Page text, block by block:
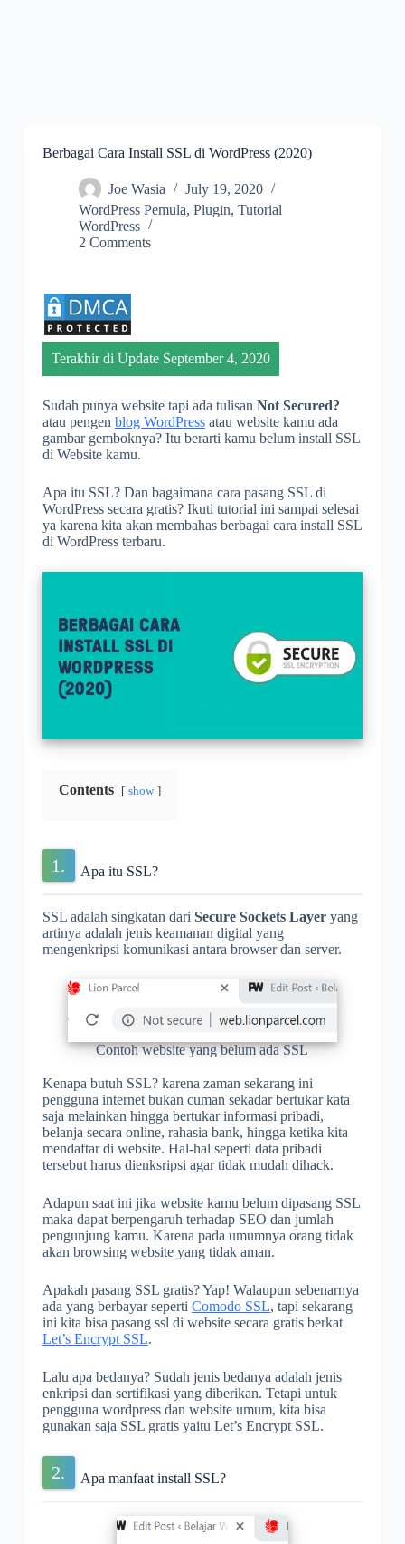
Berbagai Cara Install SSL di WordPress (2020)
Joe Wasia
July 19, 2020
WordPress Pemula, Plugin, Tutorial
WordPress
2 Comments
Terakhir di Update September 4, 2020
Sudah punya website tapi ada tulisan Not Secured?
atau pengen blog WordPressatau website kamu ada
gambar gemboknya? Itu berarti kamu belum install SSL
di Website kamu.
Apa itu SSL? Dan bagaimana cara pasang SSL di
WordPress secara gratis? Ikuti tutorial ini sampai selesai
ya karena kita akan membahas berbagai cara install SSL
di WordPress terbaru.
Contents show
Apa itu SSL?
SSL adalah singkatan dari Secure Sockets Layer yang
artinya adalah jenis keamanan digital yang
mengenkripsi komunikasi antara browser dan server.
Contoh website yang belum ada SSL
Kenapa butuh SSL? karena zaman sekarang ini
pengguna internet bukan cuman sekadar bertukar kata
saja melainkan hingga bertukar informasi pribadi,
belanja secara online, rahasia bank, hingga ketika kita
mendaftar di website. Hal-hal seperti data pribadi
tersebut harus dienksripsi agar tidak mudah dihack.
Adapun saat ini jika website kamu belum dipasang SSL
maka dapat berpengaruh terhadap SEO dan jumlah
pengunjung kamu. Karena pada umumnya orang tidak
akan browsing website yang tidak aman.
Apakah pasang SSL gratis? Yap! Walaupun sebenarnya
ada yang berbayar seperti Comodo SSL, tapi sekarang
ini kita bisa pasang ssl di website secara gratis berkat
Let’s Encrypt SSL.
Lalu apa bedanya? Sudah jenis bedanya adalah jenis
enkripsi dan sertifikasi yang diberikan. Tetapi untuk
pengguna wordpress dan website umum, kita bisa
gunakan saja SSL gratis yaitu Let’s Encrypt SSL.
Apa manfaat install SSL?